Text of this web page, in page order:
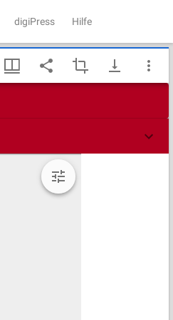
digiPress Hilfe